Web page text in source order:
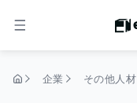
メニュー
企業 その他人